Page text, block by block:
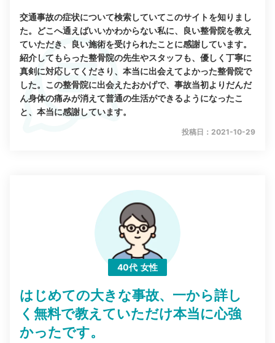
交通事故の症状について検索していてこのサイトを知りまし
た。どこへ通えばいいかわからない私に、良い整骨院を教え
ていただき、良い施術を受けられたことに感謝しています。
紹介してもらった整骨院の先生やスタッフも、優しく丁寧に
真剣に対応してくださり、本当に出会えてよかった整骨院で
した。この整骨院に出会えたおかげで、事故当初よりだんだ
ん身体の痛みが消えて普通の生活ができるようになったこ
と、本当に感謝しています。
投稿日：2021-10-29
40代 女性
はじめての大きな事故、一から詳し
く無料で教えていただけ本当に心強
かったです。